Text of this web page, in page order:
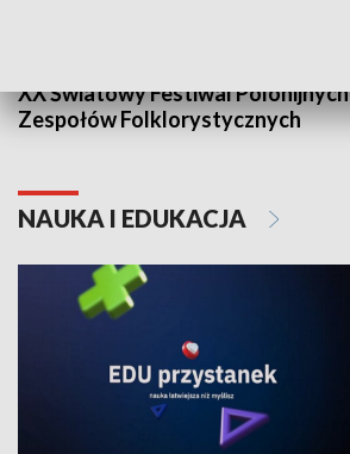
XX Światowy Festiwal Polonijnych
Zespołów Folklorystycznych
NAUKA I EDUKACJA